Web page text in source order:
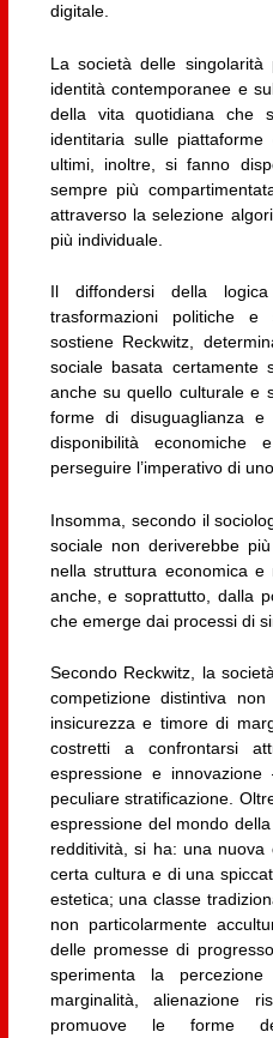
digitale.
La società delle
identità contemporanee e
della vita quotidiana che
identitaria sulle
ultimi, inoltre, si fanno
sempre più
attraverso la selezione
più individuale.
Il diffondersi della
trasformazioni politiche e
sostiene Reckwitz,
sociale basata certamente
anche su quello culturale e
forme di disuguaglianza e
disponibilità economiche
perseguire l’imperativo di
Insomma, secondo il
sociale non deriverebbe
nella struttura economica
anche, e soprattutto, dalla
che emerge dai processi di
Secondo Reckwitz, la
competizione distintiva
insicurezza e timore di
costretti a confrontarsi
espressione e
peculiare stratificazione.
espressione del mondo
redditività, si ha: una
certa cultura e di una
estetica; una classe
non particolarmente
delle promesse di
sperimenta la percezione
marginalità, alienazione
promuove le forme